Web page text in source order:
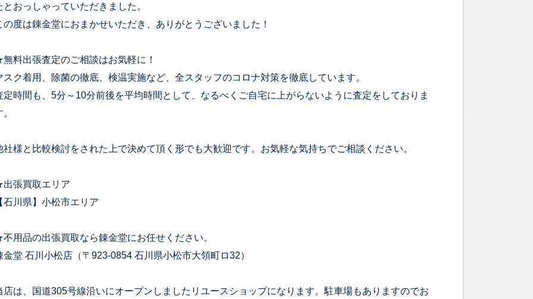
とおっしゃっていただきました。
の度は錬金堂におまかせいただき、ありがとうございました！
料出張査定のご相談はお気軽に！
スク着用、除菌の徹底、検温実施など、全スタッフのコロナ対策を徹底しています。
定時間も、5分～10分前後を平均時間として、なるべくご自宅に上がらないように査定をしておりま
社様と比較検討をされた上で決めて頂く形でも大歓迎です。お気軽な気持ちでご相談ください。
張買取エリア
石川県】小松市エリア
用品の出張買取なら錬金堂にお任せください。
金堂 石川小松店（〒923-0854 石川県小松市大領町ロ32）
店は、国道305号線沿いにオープンしましたリユースショップになります。駐車場もありますのでお